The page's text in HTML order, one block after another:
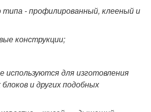
типа - профилированный, клееный и
конструкции;
используются для изготовления
и других подобных